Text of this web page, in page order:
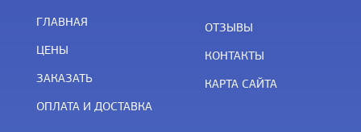
ГЛАВНАЯ
ЦЕНЫ
ЗАКАЗАТЬ
ОПЛАТА И ДОСТАВКА
ОТЗЫВЫ
КОНТАКТЫ
КАРТА САЙТА